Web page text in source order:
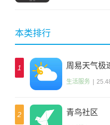
本类排行
1 周易天气极
生活服务
2 青鸟社区